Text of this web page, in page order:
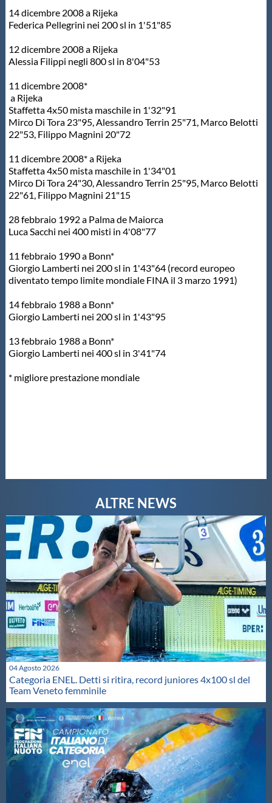
14 dicembre 2008 a Rijeka
Federica Pellegrini nei 200 sl in 1'51"85
12 dicembre 2008 a Rijeka
Alessia Filippi negli 800 sl in 8'04"53
11 dicembre 2008*
a Rijeka
Staffetta 4x50 mista maschile in 1'32"91
Mirco Di Tora 23"95, Alessandro Terrin 25"71, Marco Belotti
22"53, Filippo Magnini 20"72
11 dicembre 2008* a Rijeka
Staffetta 4x50 mista maschile in 1'34"01
Mirco Di Tora 24"30, Alessandro Terrin 25"95, Marco Belotti
22"61, Filippo Magnini 21"15
28 febbraio 1992 a Palma de Maiorca
Luca Sacchi nei 400 misti in 4'08"77
11 febbraio 1990 a Bonn*
Giorgio Lamberti nei 200 sl in 1'43"64 (record europeo
diventato tempo limite mondiale FINA il 3 marzo 1991)
14 febbraio 1988 a Bonn*
Giorgio Lamberti nei 200 sl in 1'43"95
13 febbraio 1988 a Bonn*
Giorgio Lamberti nei 400 sl in 3'41"74
* migliore prestazione mondiale
04 Agosto 2026
Categoria ENEL. Detti si ritira, record juniores 4x100 sl del
Team Veneto femminile